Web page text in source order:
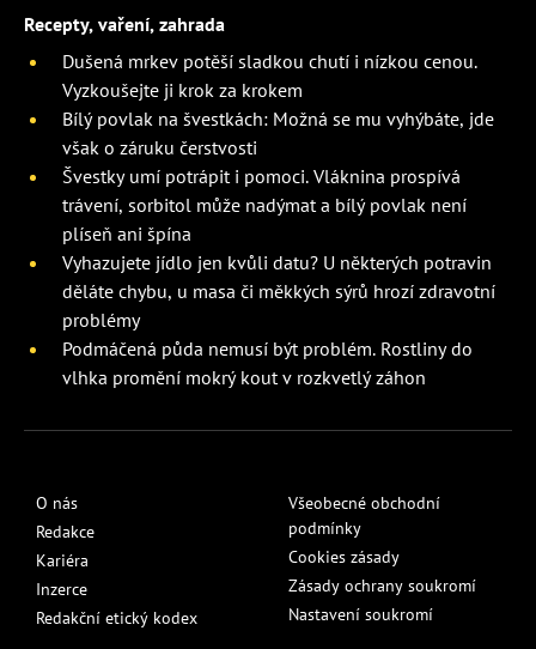
Recepty, vaření, zahrada
Dušená mrkev potěší sladkou chutí i nízkou cenou.
Vyzkoušejte ji krok za krokem
Bílý povlak na švestkách: Možná se mu vyhýbáte, jde
však o záruku čerstvosti
Švestky umí potrápit i pomoci. Vláknina prospívá
trávení, sorbitol může nadýmat a bílý povlak není
plíseň ani špína
Vyhazujete jídlo jen kvůli datu? U některých potravin
děláte chybu, u masa či měkkých sýrů hrozí zdravotní
problémy
Podmáčená půda nemusí být problém. Rostliny do
vlhka promění mokrý kout v rozkvetlý záhon
O nás
Redakce
Kariéra
Inzerce
Redakční etický kodex
Všeobecné obchodní
podmínky
Cookies zásady
Zásady ochrany soukromí
Nastavení soukromí